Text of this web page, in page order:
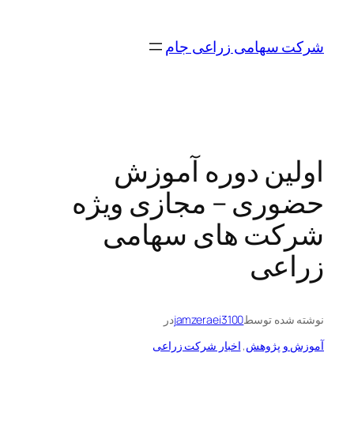
محتواشرکت سهامی زراعی جام
اولین دوره آموزش
حضوری – مجازی ویژه
شرکت های سهامی
زراعی
نوشته شده توسطjamzeraei3100در
آموزش و پژوهش, اخبار شرکت زراعی